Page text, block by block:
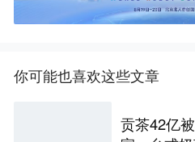
你可能也喜欢这些文章
贡茶42亿